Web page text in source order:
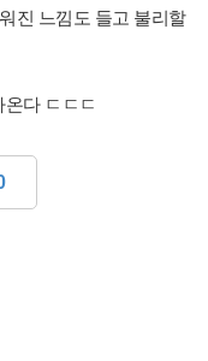
진 느낌도 들고 불리할
다 ㄷㄷㄷ